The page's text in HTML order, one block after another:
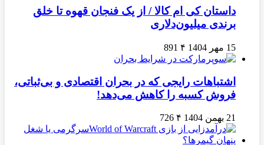
داستان کی ام کالا / از یک فنجان قهوه تا خلق
برندی میلیون‌دلاری
15 مهر 1404 ۴ 891
اشتباهات رایجی که در بحران اقتصادی و بی‌ثباتی،
فروش کسبه را کاهش می‌دهد!
21 بهمن 1404 ۴ 726